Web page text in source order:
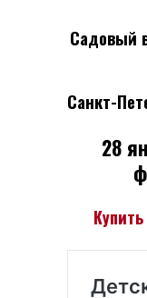
Садовый
Санкт-
28